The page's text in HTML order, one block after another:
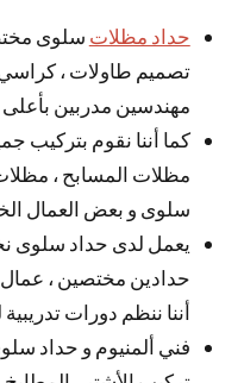
حداد مظلات سلوى
تصميم طاولات ، كراسي
مهندسين مدربين
كما أننا نقوم بتركيب
مظلات المسابح ،
سلوى و بعض العمال
يعمل لدى حداد سلوى
حدادين مختصين ، عمال
أننا ننظم دورات
فني ألمنيوم و حداد